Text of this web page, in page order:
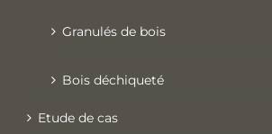
Granulés de bois
Bois déchiqueté
Etude de cas